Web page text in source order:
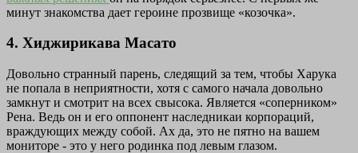
минут знакомства дает героине прозвище «козочка».
4. Хиджирикава Масато
Довольно странный парень, следящий за тем, чтобы Харука
не попала в неприятности, хотя с самого начала довольно
замкнут и смотрит на всех свысока. Является «соперником»
Рена. Ведь он и его оппонент наследникаи корпораций,
враждующих между собой. Ах да, это не пятно на вашем
мониторе - это у него родинка под левым глазом.